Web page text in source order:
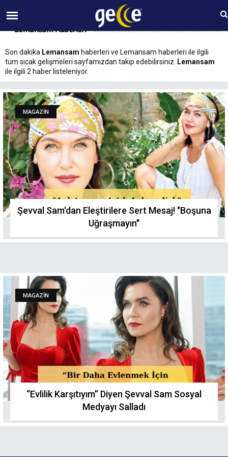
09 AĞUSTOS Pazar 15:52
Lemansam Haberleri
Son dakika Lemansam haberleri ve Lemansam haberleri ile ilgili
tüm sıcak gelişmeleri sayfamızdan takip edebilirsiniz.
Lemansam
ile ilgili 2 haber listeleniyor.
MAGAZİN
Şevval Sam'dan Eleştirilere Sert Mesaj! "Boşuna
Uğraşmayın"
MAGAZİN
“Evlilik Karşıtıyım” Diyen Şevval Sam Sosyal
Medyayı Salladı